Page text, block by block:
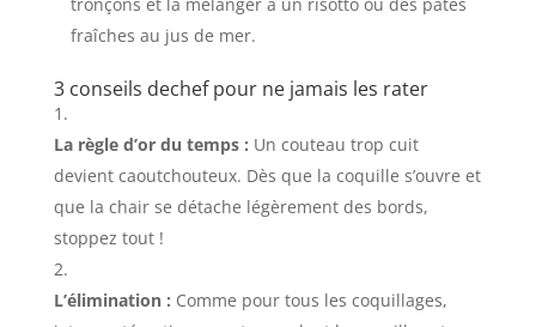
fraîches au jus de mer.
3 conseils dechef pour ne jamais les rater
La règle d’or du temps : Un couteau trop cuit
devient caoutchouteux. Dès que la coquille s’ouvre et
que la chair se détache légèrement des bords,
stoppez tout !
L’élimination : Comme pour tous les coquillages,